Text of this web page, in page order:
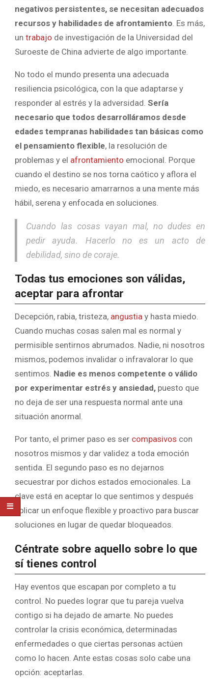
negativos persistentes, se necesitan adecuados
recursos y habilidades de afrontamiento . Es más,
un trabajo de investigación de la Universidad del
Suroeste de China advierte de algo importante.
No todo el mundo presenta una adecuada
resiliencia psicológica, con la que adaptarse y
responder al estrés y la adversidad. Sería
necesario que todos desarrolláramos desde
edades tempranas habilidades tan básicas como
el pensamiento flexible, la resolución de
problemas y el afrontamiento emocional. Porque
cuando el destino se nos torna caótico y aflora el
miedo, es necesario amarrarnos a una mente más
hábil, serena y enfocada en soluciones.
Cuando las cosas vayan mal, no dudes en
pedir ayuda. Hacerlo no es un acto de
debilidad, sino de coraje.
Todas tus emociones son válidas,
aceptar para afrontar
Decepción, rabia, tristeza, angustia y hasta miedo.
Cuando muchas cosas salen mal es normal y
permisible sentirnos abrumados. Nadie, ni nosotros
mismos, podemos invalidar o infravalorar lo que
sentimos. Nadie es menos competente o válido
por experimentar estrés y ansiedad, puesto que
no deja de ser una respuesta normal ante una
situación anormal.
Por tanto, el primer paso es ser compasivos con
nosotros mismos y dar validez a toda emoción
sentida. El segundo paso es no dejarnos
secuestrar por dichos estados emocionales. La
clave está en aceptar lo que sentimos y después
aplicar un enfoque flexible y proactivo para buscar
soluciones en lugar de quedar bloqueados.
Céntrate sobre aquello sobre lo que
sí tienes control
Hay eventos que escapan por completo a tu
control. No puedes lograr que tu pareja vuelva
contigo si ha dejado de amarte. No puedes
controlar la crisis económica, determinadas
enfermedades o que ciertas personas actúen
como lo hacen. Ante estas cosas solo cabe una
opción: aceptarlas.